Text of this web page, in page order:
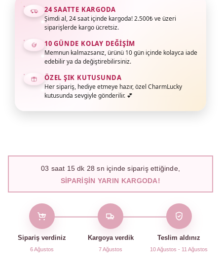
24 SAATTE KARGODA
Şimdi al, 24 saat içinde kargoda! 2.500₺ ve üzeri
siparişlerde kargo ücretsiz.
10 GÜNDE KOLAY DEĞIŞIM
Memnun kalmazsanız, ürünü 10 gün içinde kolayca iade
edebilir ya da değiştirebilirsiniz.
ÖZEL ŞIK KUTUSUNDA
Her sipariş, hediye etmeye hazır, özel CharmLucky
kutusunda sevgiyle gönderilir. 💕
03 saat 15dk 27 sn içinde sipariş ettiğinde,
SIPARIŞIN YARIN KARGODA!
Sipariş verdiniz
6 Ağustos
Kargoya verdik
7 Ağustos
Teslim aldınız
10 Ağustos - 11 Ağustos